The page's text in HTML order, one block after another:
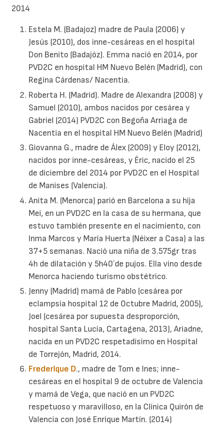
2014
Estela M. (Badajoz) madre de Paula (2006) y
Jesús (2010), dos inne-cesáreas en el hospital
Don Benito (Badajóz). Emma nació en 2014, por
PVD2C en hospital HM Nuevo Belén (Madrid), con
Regina Cárdenas/ Nacentia.
Roberta H. (Madrid). Madre de Alexandra (2008) y
Samuel (2010), ambos nacidos por cesárea y
Gabriel (2014) PVD2C con Begoña Arriaga de
Nacentia en el hospital HM Nuevo Belén (Madrid)
Giovanna G., madre de Álex (2009) y Eloy (2012),
nacidos por inne-cesáreas, y Éric, nacido el 25
de diciembre del 2014 por PVD2C en el Hospital
de Manises (Valencia).
Anita M. (Menorca) parió en Barcelona a su hija
Mei, en un PVD2C en la casa de su hermana, que
estuvo también presente en el nacimiento, con
Inma Marcos y María Huerta (Néixer a Casa) a las
37+5 semanas. Nació una niña de 3.575gr tras
4h de dilatación y 5h40´de pujos. Ella vino desde
Menorca haciendo turismo obstétrico.
Jenny (Madrid) mamá de Pablo (cesárea por
eclampsia hospital 12 de Octubre Madrid, 2005),
Joel (cesárea por supuesta desproporción,
hospital Santa Lucía, Cartagena, 2013), Ariadne,
nacida en un PVD2C respetadísimo en Hospital
de Torrejón, Madrid, 2014.
Frederique D., madre de Tom e Ines; inne-
cesáreas en el hospital 9 de octubre de Valencia
y mamá de Vega, que nació en un PVD2C
respetuoso y maravilloso, en la Clínica Quirón de
Valencia con José Enrique Martín. (2014)